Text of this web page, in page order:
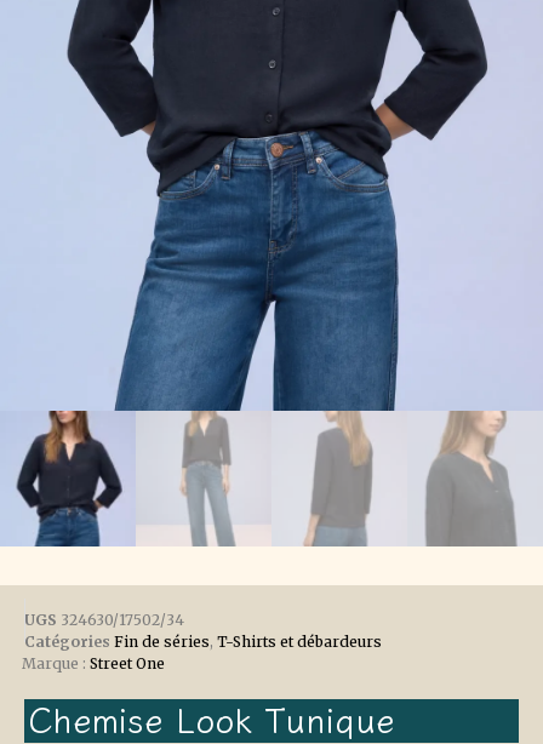
UGS 324630/17502/34
Catégories Fin de séries, T-Shirts et débardeurs
Marque : Street One
Chemise Look Tunique